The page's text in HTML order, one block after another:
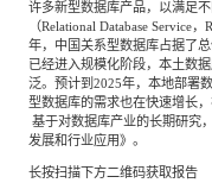
基础设施建设
教育与培训
许多新型数据库产品，以满足
（Relational Database Service
年，中国关系型数据库占据了
已经进入规模化阶段，本土数
泛。预计到2025年，本地部署
型数据库的需求也在快速增长
基于对数据库产业的长期研究
发展和行业应用》。
长按扫描下方二维码获取报告